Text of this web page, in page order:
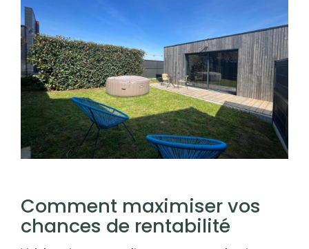
Comment maximiser vos
chances de rentabilité